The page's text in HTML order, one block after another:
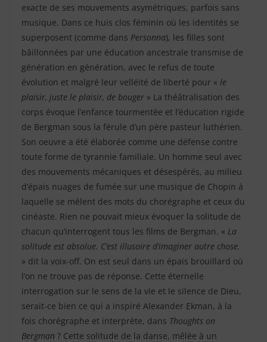
exacte de ses mouvements asymétriques, parfois sans
musique. Dans ce huis clos féminin où les identités se
superposent (comme dans Personna), les filles sont
bâillonnées par une éducation ancestrale transmise de
génération en génération, avec le refus de toute
évolution et malgré leur velléité de liberté pour « le
plaisir, juste le plaisir, de bouger » La théâtralisation des
corps évoque l’enfance tourmentée et l’éducation rigide
de Bergman sous la férule d’un père pasteur luthérien.
Son oeuvre a été élaborée comme une défense contre
toute forme de tyrannie familiale. Un homme seul avec
des mouvements mécaniques et désespérés, au milieu
d’épais nuages de fumée sur une musique de Chopin à
laquelle se mêlent des mots du chorégraphe et ceux du
cinéaste. Rien ne pouvait mieux évoquer la solitude de
chacun qu’interrogent tous les films de Bergman. « La
solitude est absolue. C’est illusoire d’imaginer autre chose.
» dit la voix-off. On est seul dans un épais brouillard où
l’on ne trouve pas de réponse. Cette éternelle
interrogation sur le sens de la vie et le silence de Dieu,
serait-ce bien ce qui a inspiré Alexander Ekman, à la
fois chorégraphe et interprète, dans Thoughts on
Bergman ? Cette solitude de la danse, mêlée à un